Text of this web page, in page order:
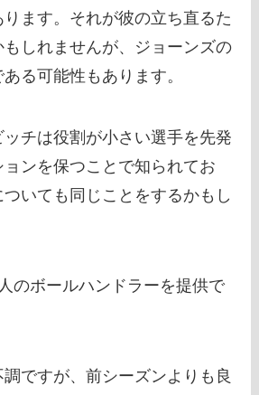
ます。それが彼の立ち直るた
しれませんが、ジョーンズの
る可能性もあります。
チは役割が小さい選手を先発
ンを保つことで知られてお
いても同じことをするかもし
のボールハンドラーを提供で
ですが、前シーズンよりも良